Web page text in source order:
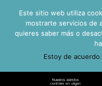
Link
Este sitio web utiliza
mostrarte servicios de
quieres saber más o
Estoy de acuerdo